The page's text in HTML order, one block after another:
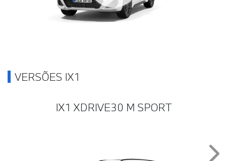
VERSÕES IX1
IX1 XDRIVE30 M SPORT